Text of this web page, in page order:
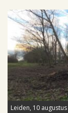
Leiden, 10